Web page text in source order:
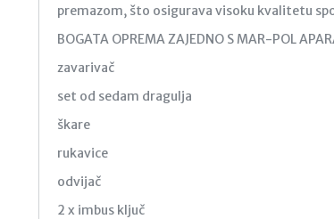
premazom, što osigurava visoku kvalitetu
BOGATA OPREMA ZAJEDNO S MAR-POL
zavarivač
set od sedam dragulja
škare
rukavice
odvijač
2 x imbus ključ